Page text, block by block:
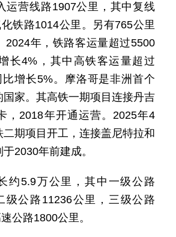
运营线路1907公里，其中复线
铁路1014公里。另有765公里
2024年，铁路客运量超过5500
长4%，其中高铁客运量超过
增长5%。摩洛哥是非洲首个
家。其高铁一期项目连接丹吉
，2018年开通运营。2025年4
二期项目开工，连接盖尼特拉和
2030年前建成。
约5.9万公里，其中一级公路
级公路11236公里，三级公路
公路1800公里。